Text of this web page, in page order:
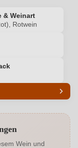
& Weinart
Rotwein
14,5 %
Wein und